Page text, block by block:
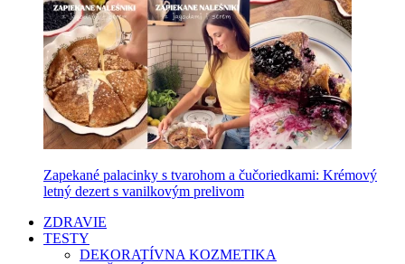
Zapekané palacinky s tvarohom a čučoriedkami: Krémový
letný dezert s vanilkovým prelivom
ZDRAVIE
TESTY
DEKORATÍVNA KOZMETIKA